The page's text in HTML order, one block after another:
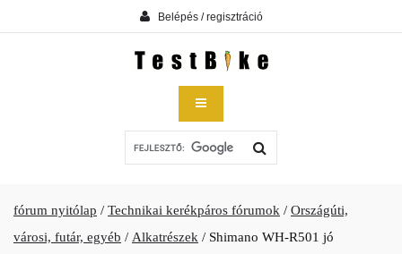
Belépés / regisztráció
fórum nyitólap / Technikai kerékpáros fórumok / Országúti,
városi, futár, egyéb / Alkatrészek / Shimano WH-R501 jó